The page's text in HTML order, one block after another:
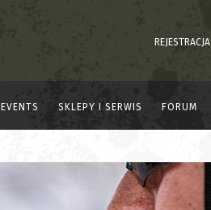
REJESTRACJA
EVENTS SKLEPY I SERWIS FORUM